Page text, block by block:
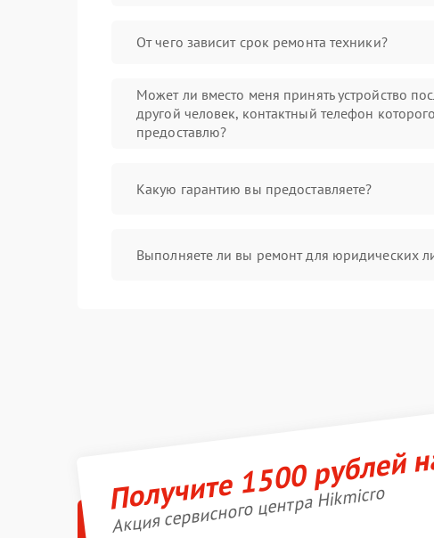
От чего зависит срок ремонта техники?
Может ли вместо меня принять устройство
другой человек, контактный телефон
предоставлю?
Какую гарантию вы предоставляете?
Выполняете ли вы ремонт для юридических
Получите 1500 рублей
Акция сервисного центра Hikmicro